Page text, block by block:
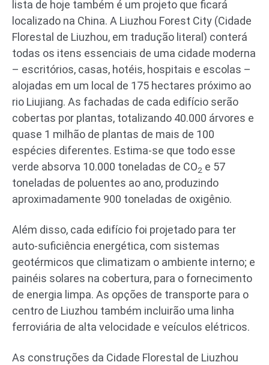
lista de hoje também é um projeto que ficará
localizado na China. A Liuzhou Forest City (Cidade
Florestal de Liuzhou, em tradução literal) conterá
todas os itens essenciais de uma cidade moderna
– escritórios, casas, hotéis, hospitais e escolas –
alojadas em um local de 175 hectares próximo ao
rio Liujiang. As fachadas de cada edifício serão
cobertas por plantas, totalizando 40.000 árvores e
quase 1 milhão de plantas de mais de 100
espécies diferentes. Estima-se que todo esse
verde absorva 10.000 toneladas de CO2 e 57
toneladas de poluentes ao ano, produzindo
aproximadamente 900 toneladas de oxigênio.
Além disso, cada edifício foi projetado para ter
auto-suficiência energética, com sistemas
geotérmicos que climatizam o ambiente interno; e
painéis solares na cobertura, para o fornecimento
de energia limpa. As opções de transporte para o
centro de Liuzhou também incluirão uma linha
ferroviária de alta velocidade e veículos elétricos.
As construções da Cidade Florestal de Liuzhou